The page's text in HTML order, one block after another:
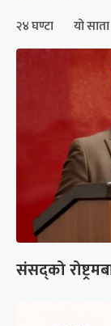
२४ घण्टा यो साता
संसद्को